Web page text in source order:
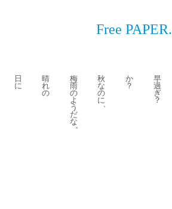
Free PAPER.
早
過
ぎ
？
か
？
秋
な
の
に、
梅
雨
の
よ
う
だ
な。
晴
れ
の
日
に